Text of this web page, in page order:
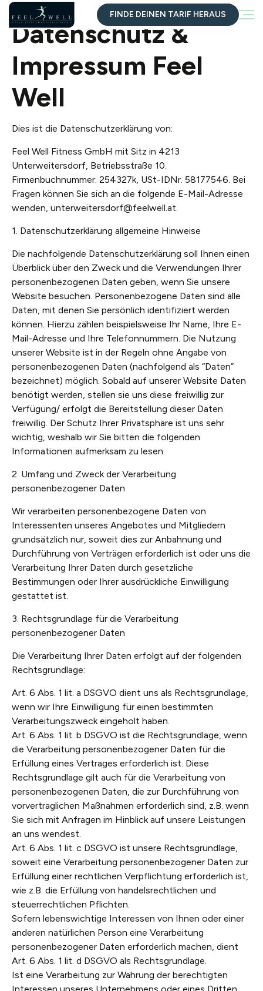
FINDE DEINEN TARIF HERAUS
Datenschutz &
Impressum Feel
Well
Dies ist die Datenschutzerklärung von:
Feel Well Fitness GmbH mit Sitz in 4213
Unterweitersdorf, Betriebsstraße 10.
Firmenbuchnummer: 254327k, USt-IDNr. 58177546. Bei
Fragen können Sie sich an die folgende E-Mail-Adresse
wenden, unterweitersdorf@feelwell.at.
1. Datenschutzerklärung allgemeine Hinweise
Die nachfolgende Datenschutzerklärung soll Ihnen einen
Überblick über den Zweck und die Verwendungen Ihrer
personenbezogenen Daten geben, wenn Sie unsere
Website besuchen. Personenbezogene Daten sind alle
Daten, mit denen Sie persönlich identifiziert werden
können. Hierzu zählen beispielsweise Ihr Name, Ihre E-
Mail-Adresse und Ihre Telefonnummern. Die Nutzung
unserer Website ist in der Regeln ohne Angabe von
personenbezogenen Daten (nachfolgend als “Daten”
bezeichnet) möglich. Sobald auf unserer Website Daten
benötigt werden, stellen sie uns diese freiwillig zur
Verfügung/ erfolgt die Bereitstellung dieser Daten
freiwillig. Der Schutz Ihrer Privatsphäre ist uns sehr
wichtig, weshalb wir Sie bitten die folgenden
Informationen aufmerksam zu lesen.
2. Umfang und Zweck der Verarbeitung
personenbezogener Daten
Wir verarbeiten personenbezogene Daten von
Interessenten unseres Angebotes und Mitgliedern
grundsätzlich nur, soweit dies zur Anbahnung und
Durchführung von Verträgen erforderlich ist oder uns die
Verarbeitung Ihrer Daten durch gesetzliche
Bestimmungen oder Ihrer ausdrückliche Einwilligung
gestattet ist.
3. Rechtsgrundlage für die Verarbeitung
personenbezogener Daten
Die Verarbeitung Ihrer Daten erfolgt auf der folgenden
Rechtsgrundlage:
Art. 6 Abs. 1 lit. a DSGVO dient uns als Rechtsgrundlage,
wenn wir Ihre Einwilligung für einen bestimmten
Verarbeitungszweck eingeholt haben.
Art. 6 Abs. 1 lit. b DSGVO ist die Rechtsgrundlage, wenn
die Verarbeitung personenbezogener Daten für die
Erfüllung eines Vertrages erforderlich ist. Diese
Rechtsgrundlage gilt auch für die Verarbeitung von
personenbezogenen Daten, die zur Durchführung von
vorvertraglichen Maßnahmen erforderlich sind, z.B. wenn
Sie sich mit Anfragen im Hinblick auf unsere Leistungen
an uns wendest.
Art. 6 Abs. 1 lit. c DSGVO ist unsere Rechtsgrundlage,
soweit eine Verarbeitung personenbezogener Daten zur
Erfüllung einer rechtlichen Verpflichtung erforderlich ist,
wie z.B. die Erfüllung von handelsrechtlichen und
steuerrechtlichen Pflichten.
Sofern lebenswichtige Interessen von Ihnen oder einer
anderen natürlichen Person eine Verarbeitung
personenbezogener Daten erforderlich machen, dient
Art. 6 Abs. 1 lit. d DSGVO als Rechtsgrundlage.
Ist eine Verarbeitung zur Wahrung der berechtigten